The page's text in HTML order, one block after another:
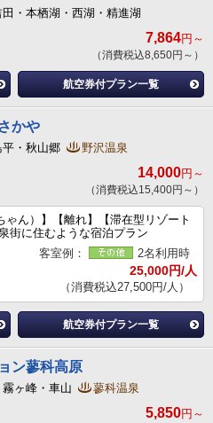
・本栖湖・西湖・精進湖
7,864円～
（消費税込8,650円～）
航空券付プラン一覧
かや
・秋山郷 野沢温泉
14,000円～
（消費税込15,400円～）
ゃん）】【離れ】【滞在型リゾート
街に住むような宿泊プラン
客室例：
2名利用時
25,000円/人
（消費税込27,500円/人）
航空券付プラン一覧
ン蓼科高原
ヶ峰・車山 蓼科温泉
5,850円～